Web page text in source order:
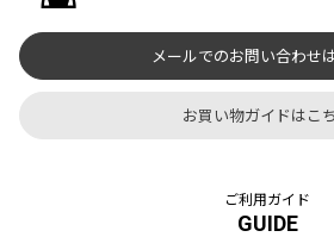
メールでのお問い合わせ
お買い物ガイドはこ
ご利用ガイド
GUIDE